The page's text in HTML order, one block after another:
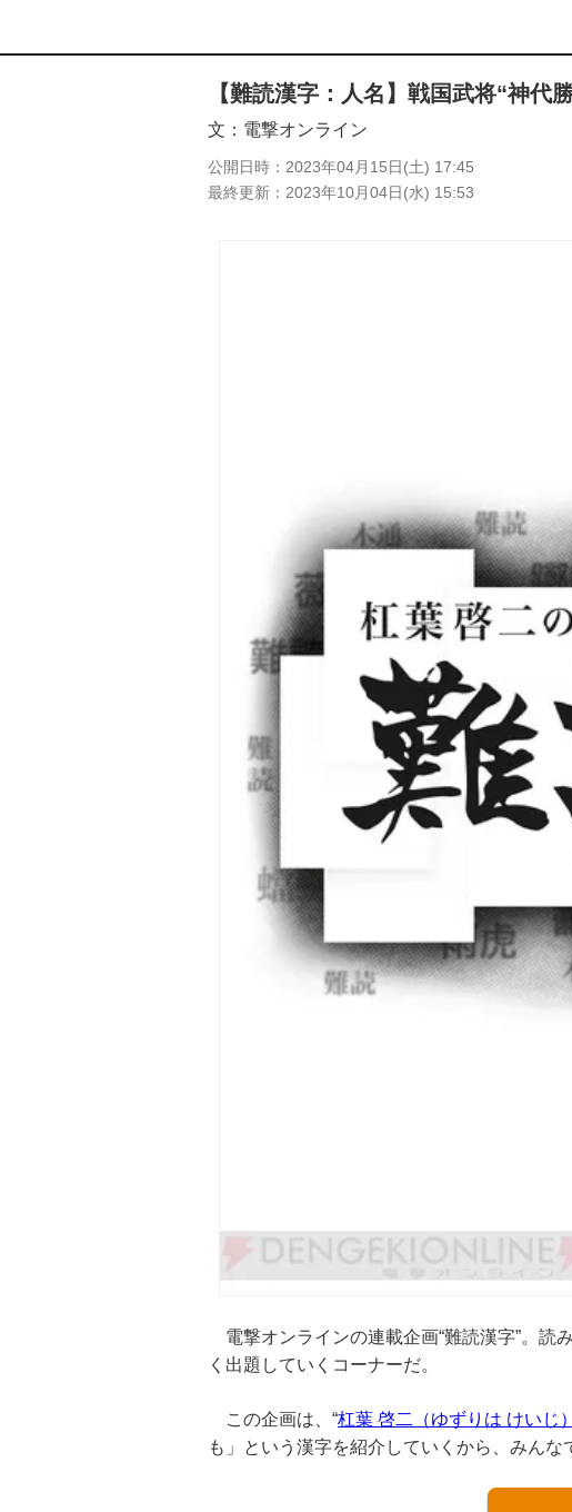
【難読漢字：人名】戦国武将“神代
文 電撃オンライン
公開日時
2023年04月15日(土) 17:45
最終更新
2023年10月04日(水) 15:53
電撃オンラインの連載企画“難読漢字”。読
く出題していくコーナーだ。
この企画は、“杠葉 啓二（ゆずりは けいじ）
も」という漢字を紹介していくから、みんな